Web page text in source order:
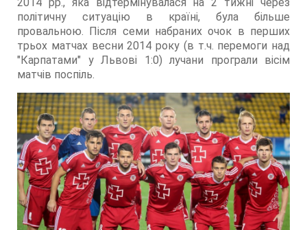
політичну ситуацію в країні, була більше
провальною. Після семи набраних очок в перших
трьох матчах весни 2014 року (в т.ч. перемоги над
"Карпатами" у Львові 1:0) лучани програли вісім
матчів поспіль.